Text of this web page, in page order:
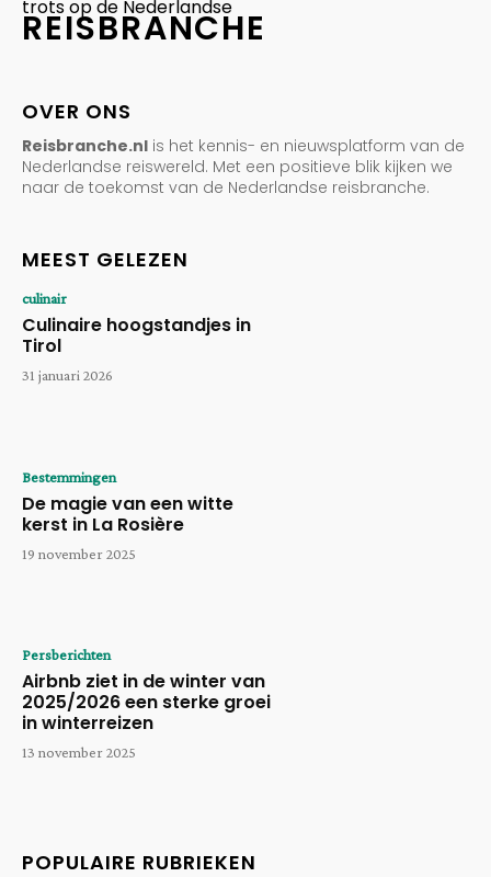
trots op de Nederlandse
REISBRANCHE
OVER ONS
Reisbranche.nl is het kennis- en nieuwsplatform van de
Nederlandse reiswereld. Met een positieve blik kijken we
naar de toekomst van de Nederlandse reisbranche.
MEEST GELEZEN
culinair
Culinaire hoogstandjes in
Tirol
31 januari 2026
Bestemmingen
De magie van een witte
kerst in La Rosière
19 november 2025
Persberichten
Airbnb ziet in de winter van
2025/2026 een sterke groei
in winterreizen
13 november 2025
POPULAIRE RUBRIEKEN